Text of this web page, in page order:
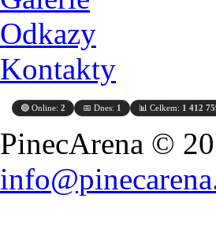
Odkazy
Kontakty
🟢 Online: 2 📅 Dnes: 1 📊 Celkem: 1 412
PinecArena ©